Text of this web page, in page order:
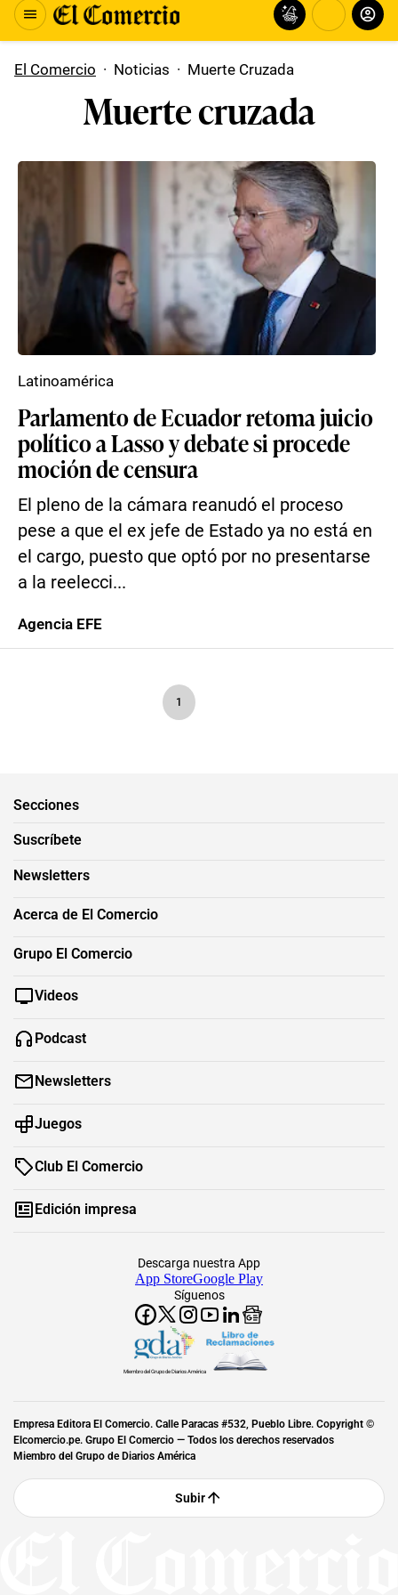
El Comercio · Noticias · Muerte Cruzada
Muerte cruzada
Parlamento de Ecuador retoma juicio
político a Lasso y debate si procede
moción de censura
El pleno de la cámara reanudó el proceso
pese a que el ex jefe de Estado ya no está en
el cargo, puesto que optó por no presentarse
a la reelecci...
Latinoamérica
Agencia EFE
1
Secciones
Suscríbete
Newsletters
Acerca de El Comercio
Grupo El Comercio
Videos
Podcast
Newsletters
Juegos
Club El Comercio
Edición impresa
Síguenos
Descarga nuestra App
App StoreGoogle Play
Miembro del Grupo de Diarios América
Empresa Editora El Comercio. Calle Paracas #532, Pueblo Libre. Copyright ©
Elcomercio.pe. Grupo El Comercio — Todos los derechos reservados
Miembro del Grupo de Diarios América
Subir